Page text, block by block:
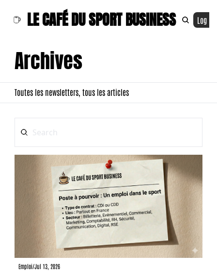
LE CAFÉ DU SPORT BUSINESS Log In
Archives
Toutes les newsletters, tous les articles
Emploi/Jul 13, 2026